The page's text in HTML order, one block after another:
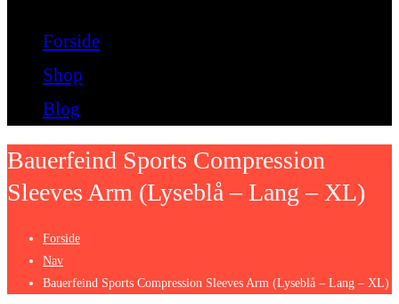
Forside
Shop
Blog
Bauerfeind Sports Compression
Sleeves Arm (Lyseblå – Lang – XL)
Forside
Nav
Bauerfeind Sports Compression Sleeves Arm (Lyseblå – Lang – XL)